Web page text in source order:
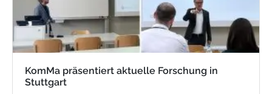
KomMa präsentiert aktuelle Forschung in
Stuttgart